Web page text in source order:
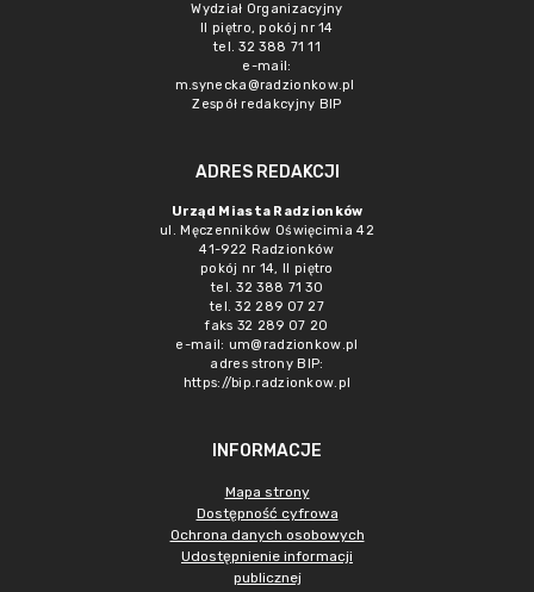
Wydział Organizacyjny
II piętro, pokój nr 14
tel. 32 388 71 11
e-mail:
m.synecka@radzionkow.pl
Zespół redakcyjny BIP
ADRES REDAKCJI
Urząd Miasta Radzionków
ul. Męczenników Oświęcimia 42
41-922 Radzionków
pokój nr 14, II piętro
tel. 32 388 71 30
tel. 32 289 07 27
faks 32 289 07 20
e-mail: um@radzionkow.pl
adres strony BIP:
https://bip.radzionkow.pl
INFORMACJE
Mapa strony
Dostępność cyfrowa
Ochrona danych osobowych
Udostępnienie informacji
publicznej